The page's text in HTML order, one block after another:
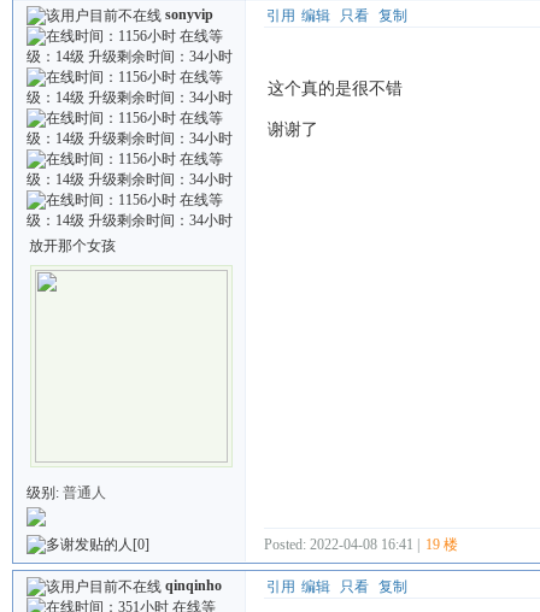
sonyvip
放开那个女孩
级别: 普通人
[0]
引用 编辑 只看 复制
这个真的是很不错
谢谢了
Posted: 2022-04-08 16:41 | 19 楼
qinqinho 引用 编辑 只看 复制